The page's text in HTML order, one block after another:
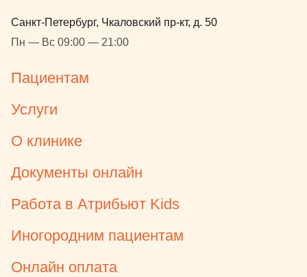
Санкт-Петербург, Чкаловский пр-кт, д. 50
Пн — Вс 09:00 — 21:00
Пациентам
Услуги
О клинике
Документы онлайн
Работа в Атрибьют Kids
Иногородним пациентам
Онлайн оплата